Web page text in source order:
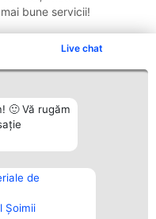
Live chat
🙂 Vă rugăm
de
Șoimii
bune servicii!
Contact